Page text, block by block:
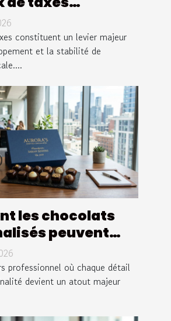
elles
locale ?
constituent un levier majeur
et la stabilité de
les chocolats
peuvent
votre
?
professionnel où chaque détail
devient un atout majeur